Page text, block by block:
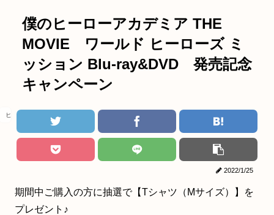
僕のヒーローアカデミア THE
MOVIE ワールド ヒーローズ ミ
ッション Blu-ray&DVD 発売記念
キャンペーン
ヒロアカ
2022/1/25
期間中ご購入の方に抽選で【Tシャツ（Mサイズ）】を
プレゼント♪